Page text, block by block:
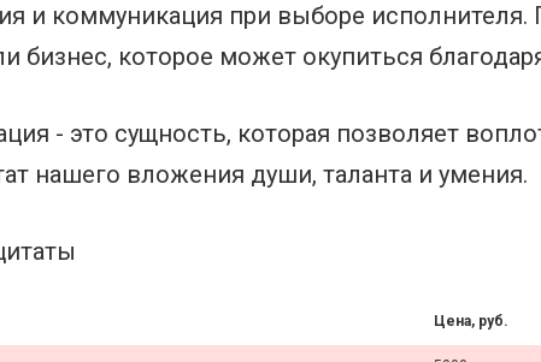
и коммуникация при выборе
бизнес, которое может окупиться
- это сущность, которая позволяет
нашего вложения души, таланта и умения.
Цена, руб.